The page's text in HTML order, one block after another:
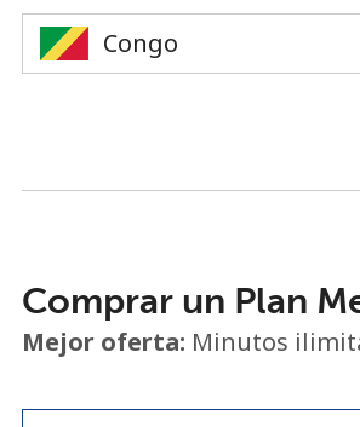
Mínimo 8
Un número
Comprar un Plan
Mejor oferta: Minutos